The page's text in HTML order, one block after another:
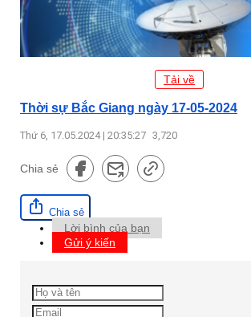
Tải về
Thời sự Bắc Giang ngày 17-05-2024
Thứ 6, 17.05.2024 | 20:35:27 3,720
Chia sẻ
Chia sẻ
Lời bình của bạn
Gửi ý kiến